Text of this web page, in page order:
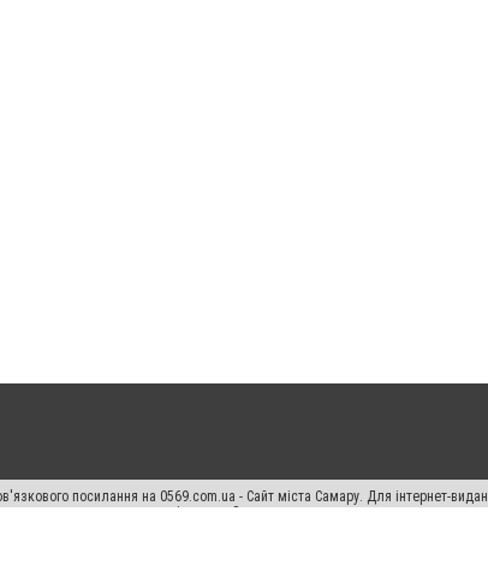
посилання на 0569.com.ua - Сайт міста Самару. Для інтернет-
виняткових прав переслідується Законом.